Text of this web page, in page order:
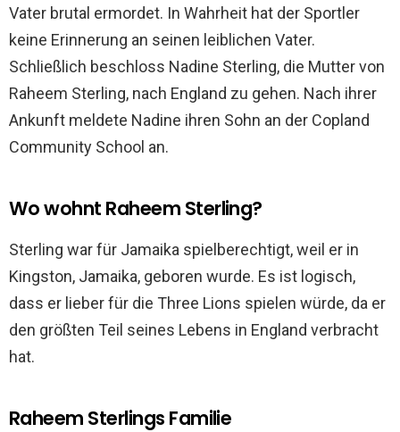
Vater brutal ermordet. In Wahrheit hat der Sportler
keine Erinnerung an seinen leiblichen Vater.
Schließlich beschloss Nadine Sterling, die Mutter von
Raheem Sterling, nach England zu gehen. Nach ihrer
Ankunft meldete Nadine ihren Sohn an der Copland
Community School an.
Wo wohnt Raheem Sterling?
Sterling war für Jamaika spielberechtigt, weil er in
Kingston, Jamaika, geboren wurde. Es ist logisch,
dass er lieber für die Three Lions spielen würde, da er
den größten Teil seines Lebens in England verbracht
hat.
Raheem Sterlings Familie